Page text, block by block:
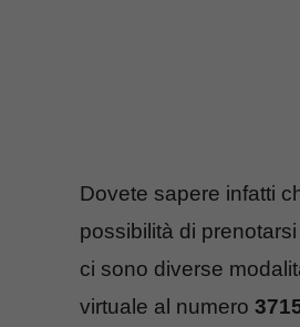
Dovete sapere infatti
possibilità di
ci sono diverse
virtuale al numero